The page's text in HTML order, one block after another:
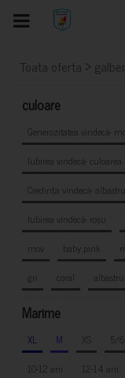
Toata oferta >
culoare
Generozitatea vindecă-
Iubirea vindecă-
Credința vindecă- albastru
Iubirea vindecă- roșu
mov
baby pink
gri
coral
Marime
XL M XS 5/
10-12 ani
12-14 ani